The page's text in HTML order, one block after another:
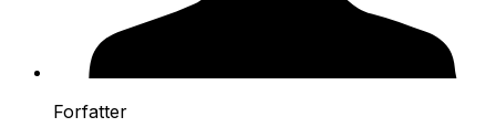
Forfatter